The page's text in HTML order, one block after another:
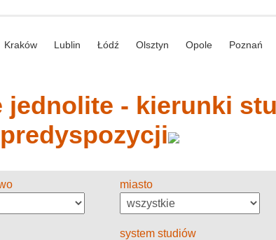
Kraków Lublin Łódź Olsztyn Opole Poznań
jednolite - kierunki
miasto
system studiów